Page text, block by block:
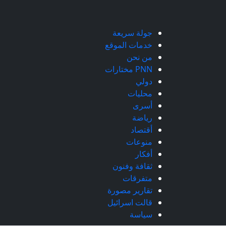
جولة سريعة
خدمات الموقع
من نحن
PNN مختارات
دولي
محليات
أسرى
رياضة
أقتصاد
منوعات
أفكار
ثقافة وفنون
متفرقات
تقارير مصورة
قالت اسرائيل
سياسة